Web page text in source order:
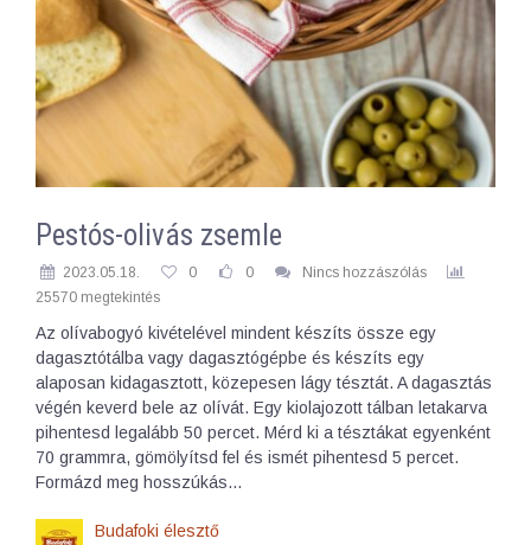
Pestós-olivás zsemle
2023.05.18. 0 0
Nincs hozzászólás
25570 megtekintés
Az olívabogyó kivételével mindent készíts össze egy
dagasztótálba vagy dagasztógépbe és készíts egy
alaposan kidagasztott, közepesen lágy tésztát. A dagasztás
végén keverd bele az olívát. Egy kiolajozott tálban letakarva
pihentesd legalább 50 percet. Mérd ki a tésztákat egyenként
70 grammra, gömölyítsd fel és ismét pihentesd 5 percet.
Formázd meg hosszúkás…
Budafoki élesztő